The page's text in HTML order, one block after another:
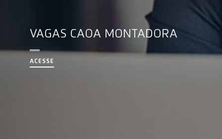
VAGAS CAOA MONTADORA
ACESSE